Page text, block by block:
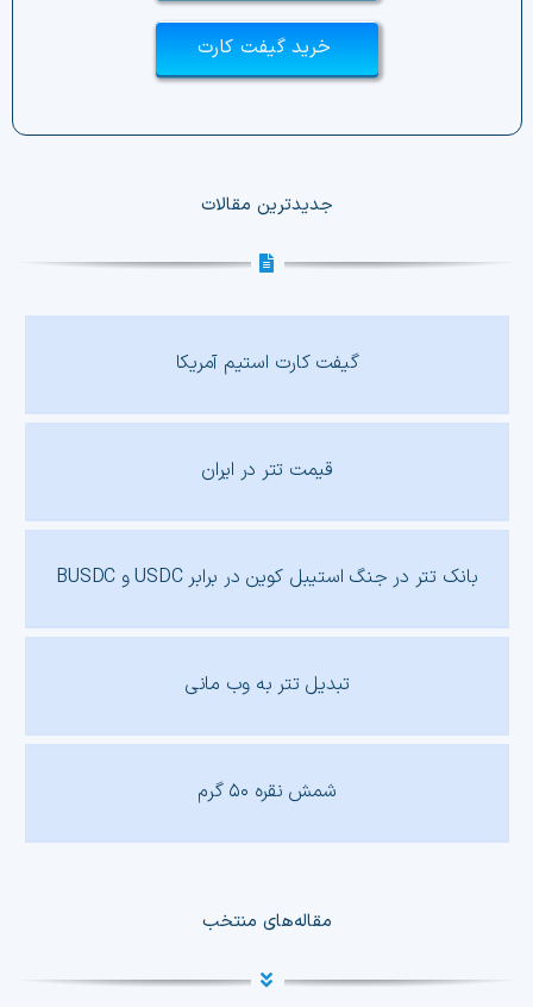
خرید گیفت کارت
جدیدترین مقالات
گیفت کارت استیم آمریکا
قیمت تتر در ایران
بانک تتر در جنگ استیبل کوین در برابر USDC و BUSDC
تبدیل تتر به وب مانی
شمش نقره ۵۰ گرم
مقاله‌های منتخب